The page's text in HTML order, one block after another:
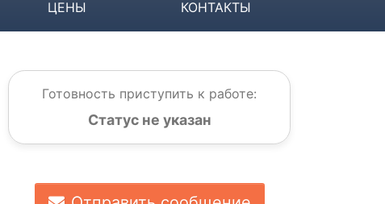
ЦЕНЫ КОНТАКТЫ
Готовность приступить к работе:
Статус не указан